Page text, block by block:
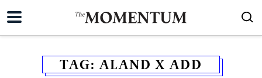
TAG:ALAND X ADD